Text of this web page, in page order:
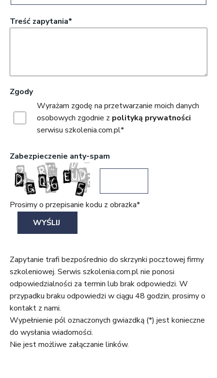
Treść zapytania*
Zgody
Wyrażam zgodę na przetwarzanie moich danych
osobowych zgodnie z polityką prywatności
serwisu szkolenia.com.pl*
Zabezpieczenie anty-spam
Prosimy o przepisanie kodu z obrazka*
Zapytanie trafi bezpośrednio do skrzynki pocztowej firmy
szkoleniowej. Serwis szkolenia.com.pl nie ponosi
odpowiedzialności za termin lub brak odpowiedzi. W
przypadku braku odpowiedzi w ciągu 48 godzin, prosimy o
kontakt z nami.
Wypełnienie pól oznaczonych gwiazdką (*) jest konieczne
do wysłania wiadomości.
Nie jest możliwe załączanie linków.